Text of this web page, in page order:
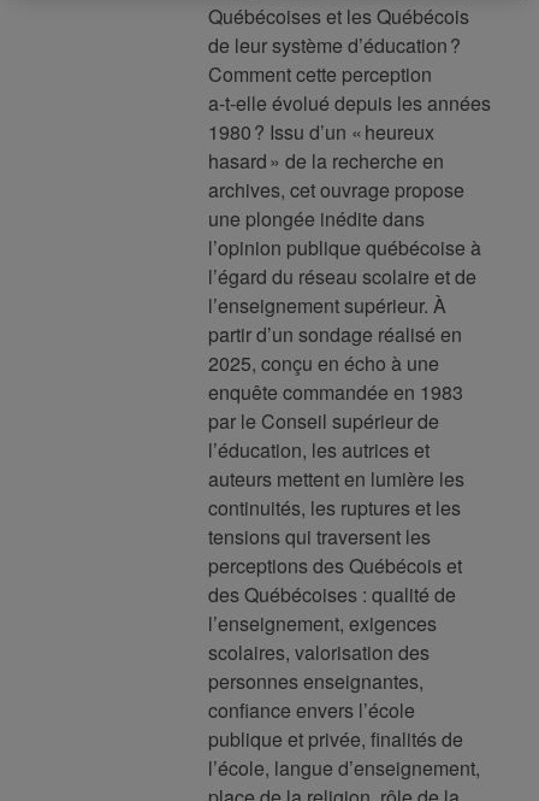
Québécoises et les Québécois
de leur système d’éducation ?
Comment cette perception
a‑t‑elle évolué depuis les années
1980 ? Issu d’un « heureux
hasard » de la recherche en
archives, cet ouvrage propose
une plongée inédite dans
l’opinion publique québécoise à
l’égard du réseau scolaire et de
l’enseignement supérieur. À
partir d’un sondage réalisé en
2025, conçu en écho à une
enquête commandée en 1983
par le Conseil supérieur de
l’éducation, les autrices et
auteurs mettent en lumière les
continuités, les ruptures et les
tensions qui traversent les
perceptions des Québécois et
des Québécoises : qualité de
l’enseignement, exigences
scolaires, valorisation des
personnes enseignantes,
confiance envers l’école
publique et privée, finalités de
l’école, langue d’enseignement,